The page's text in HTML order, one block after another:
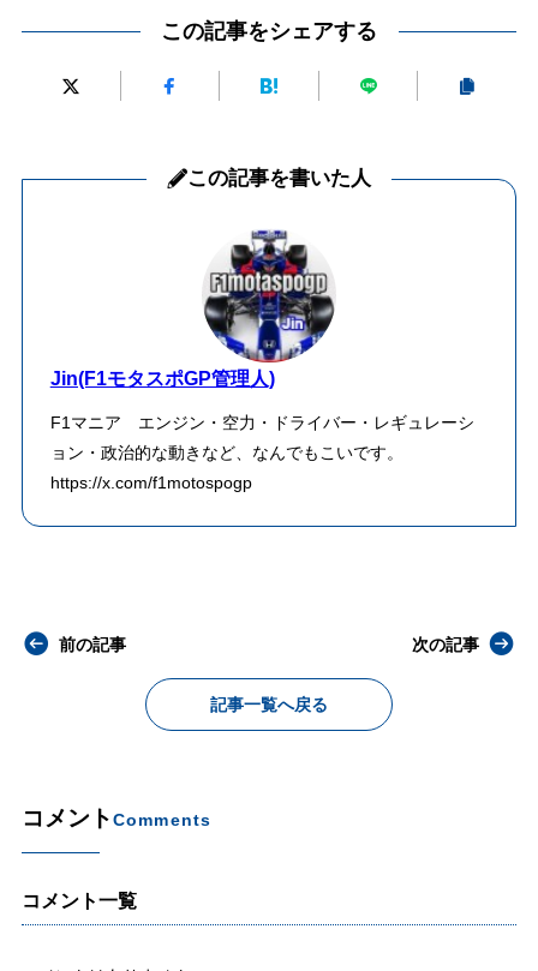
この記事をシェアする
この記事を書いた人
Jin(F1モタスポGP管理人)
F1マニア エンジン・空力・ドライバー・レギュレーシ
ョン・政治的な動きなど、なんでもこいです。
https://x.com/f1motospogp
前の記事
記事一覧へ戻る
次の記事
コメントComments
コメント一覧